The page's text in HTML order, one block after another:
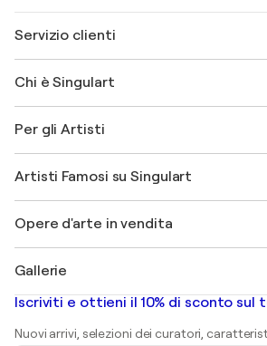
Servizio clienti
Spedizione
Offri una carta regalo
Partecipa al nostro programma
Il mio account
Protezione acquirente
+39 694500608
Chi è Singulart
FAQ
Magazine di Singulart
Lavori
Scopri arte originale selezionata
Per gli Artisti
Accedi come Artista
Artisti Famosi su Singulart
Marc Chagall
Banksy
Mr. Brainwash
Shepard Fairey
Opere d'arte in vendita
Quadri astratti in vendita
Dipinti di paesaggi
sculture
Gallerie
Gallerie d’arte in Italia
Iscriviti e ottieni il 10% di sconto sul
Nuovi arrivi, selezioni dei curatori,